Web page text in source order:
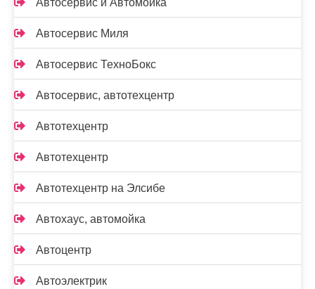
Автосервис и Автомойка
Автосервис Миля
Автосервис ТехноБокс
Автосервис, автотехцентр
Автотехцентр
Автотехцентр
Автотехцентр на Элсибе
Автохаус, автомойка
Автоцентр
Автоэлектрик